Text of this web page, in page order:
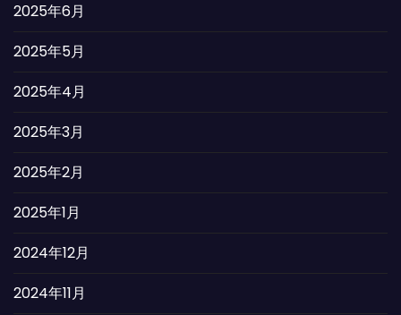
2025年6月
2025年5月
2025年4月
2025年3月
2025年2月
2025年1月
2024年12月
2024年11月